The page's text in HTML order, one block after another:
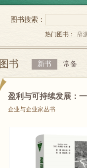
图书搜索：
热门图书： 辞
图书 新书 常备
盈利与可持续发展：
企业与企业家丛书